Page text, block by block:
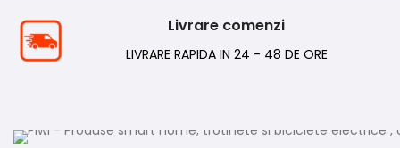
Livrare comenzi
LIVRARE RAPIDA IN 24 - 48 DE ORE